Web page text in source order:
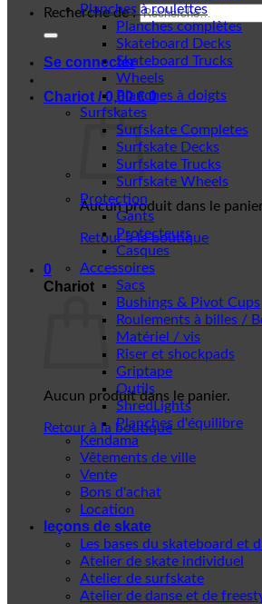
Recherche de :
Se connecter
Chariot /0,00€ 0
Aucun produit dans le
Retour à la boutique
0
Chariot
Aucun produit dans le panier.
Retour à la boutique
Planches à roulettes
Planches complètes
Skateboard Decks
Skateboard Trucks
Wheels
Planches à doigts
Surfskates
Surfskate Completes
Surfskate Decks
Surfskate Trucks
Surfskate Wheels
Protection
Gants
Protecteurs
Casques
Accessoires
Sacs
Bushings & Pivot Cups
Roulements à billes /
Matériel / vis
Riser et shockpads
Griptape
Outils
ShredLights
Planches d'équilibre
Kendama
Vêtements de ville
Vente
Bons d'achat
Location
leçons de skate
Les bases du skateboard et
Atelier de skate individuel
Atelier de surfskate
Atelier de danse et de